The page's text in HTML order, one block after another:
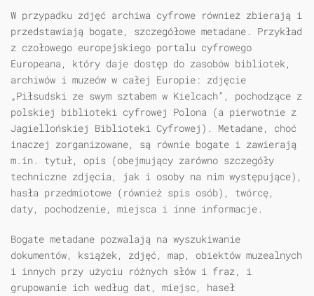
W przypadku zdjęć archiwa cyfrowe również zbierają i
przedstawiają bogate, szczegółowe metadane. Przykład
z czołowego europejskiego portalu cyfrowego
Europeana, który daje dostęp do zasobów bibliotek,
archiwów i muzeów w całej Europie: zdjęcie
„Piłsudski ze swym sztabem w Kielcach”, pochodzące z
polskiej biblioteki cyfrowej Polona (a pierwotnie z
Jagiellońskiej Biblioteki Cyfrowej). Metadane, choć
inaczej zorganizowane, są równie bogate i zawierają
m.in. tytuł, opis (obejmujący zarówno szczegóły
techniczne zdjęcia, jak i osoby na nim występujące),
hasła przedmiotowe (również spis osób), twórcę,
daty, pochodzenie, miejsca i inne informacje.
Bogate metadane pozwalają na wyszukiwanie
dokumentów, książek, zdjęć, map, obiektów muzealnych
i innych przy użyciu różnych słów i fraz, i
grupowanie ich według dat, miejsc, haseł